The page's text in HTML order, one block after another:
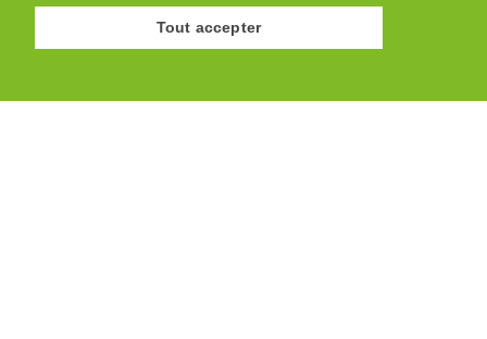
Tout accepter
© Association des Paysannes Vaudoises · 2026